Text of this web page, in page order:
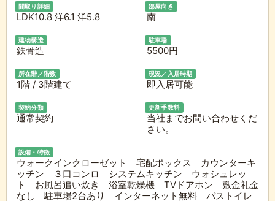
間取り詳細
LDK10.8 洋6.1 洋5.8
部屋向き
南
建物構造
鉄骨造
駐車場
5500円
所在階／階数
1階 / 3階建て
現況／入居時期
即入居可能
契約分類
通常契約
更新手数料
当社までお問い合わせくだ
さい。
設備・特徴
ウォークインクローゼット 宅配ボックス カウンターキ
ッチン ３口コンロ システムキッチン ウォシュレッ
ト お風呂追い炊き 浴室乾燥機 TVドアホン 敷金礼金
なし 駐車場2台あり インターネット無料 バストイレ